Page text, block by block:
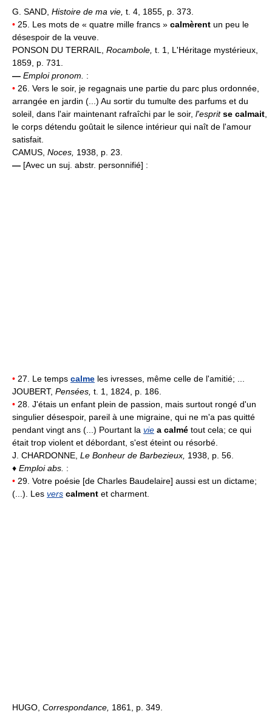
G. SAND, Histoire de ma vie, t. 4, 1855, p. 373.
• 25. Les mots de « quatre mille francs » calmèrent un peu le
désespoir de la veuve.
PONSON DU TERRAIL, Rocambole, t. 1, L'Héritage mystérieux,
1859, p. 731.
— Emploi pronom.
:
• 26. Vers le soir, je regagnais une partie du parc plus ordonnée,
arrangée en jardin (...) Au sortir du tumulte des parfums et du
soleil, dans l'air maintenant rafraîchi par le soir, l'espritse calmait
le corps détendu goûtait le silence intérieur qui naît de l'amour
satisfait.
CAMUS, Noces, 1938, p. 23.
— [Avec un suj. abstr. personnifié] :
• 27. Le temps calme les ivresses, même celle de l'amitié; ...
JOUBERT, Pensées, t. 1, 1824, p. 186.
• 28. J'étais un enfant plein de passion, mais surtout rongé d'un
singulier désespoir, pareil à une migraine, qui ne m'a pas quitté
pendant vingt ans (...) Pourtant la vie a calmé tout cela; ce qui
était trop violent et débordant, s'est éteint ou résorbé.
J. CHARDONNE, Le Bonheur de Barbezieux, 1938, p. 56.
♦ Emploi abs. :
• 29. Votre poésie [de Charles Baudelaire] aussi est un dictame;
(...). Les vers calment et charment.
HUGO, Correspondance, 1861, p. 349.